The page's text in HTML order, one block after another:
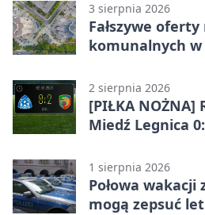
3 sierpnia 2026
Fałszywe
komunalnych
2 sierpnia 2026
[PIŁKA NOŻNA]
Miedź Legnica
1 sierpnia 2026
Połowa wakacji
mogą zepsuć